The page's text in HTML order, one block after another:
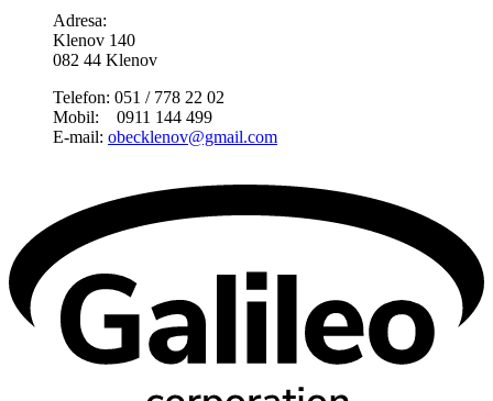
Adresa:
Klenov 140
082 44 Klenov
Telefon: 051 / 778 22 02
Mobil: 0911 144 499
E-mail: obecklenov@gmail.com